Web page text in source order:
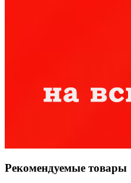
Рекомендуемые товары